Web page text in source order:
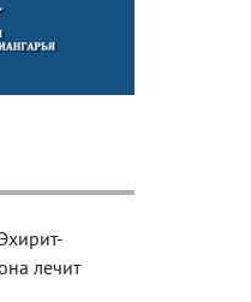
лечит